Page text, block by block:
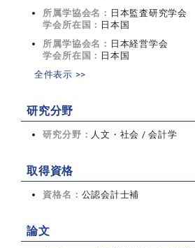
所属学協会名： 日本監査研究学会
学会所在国： 日本国
所属学協会名： 日本経営学会
学会所在国： 日本国
全件表示 >>
研究分野
研究分野： 人文・社会 / 会計学
取得資格
資格名： 公認会計士補
論文